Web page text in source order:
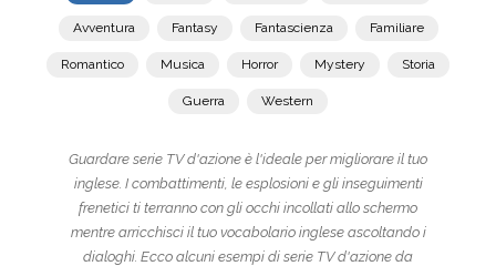
Avventura Fantasy Fantascienza Familiare
Romantico Musica Horror Mystery Storia
Guerra Western
Guardare serie TV d'azione è l'ideale per migliorare il tuo
inglese. I combattimenti, le esplosioni e gli inseguimenti
frenetici ti terranno con gli occhi incollati allo schermo
mentre arricchisci il tuo vocabolario inglese ascoltando i
dialoghi. Ecco alcuni esempi di serie TV d'azione da